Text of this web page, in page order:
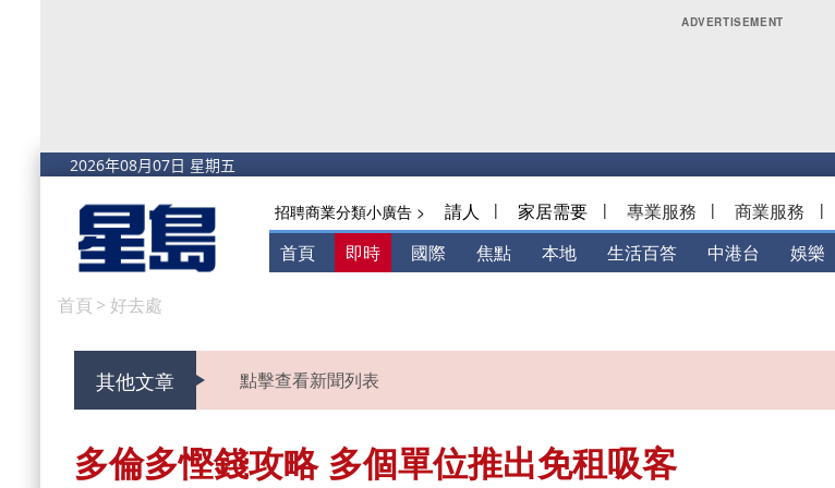
招聘商業分類小廣告 > 請人 | 家居需要 | 專業服務 | 商業服務 |
首頁 即時 國際 焦點 本地 生活百答 中港台 娛樂
首頁 > 好去處
其他文章 點擊查看新聞列表
多倫多慳錢攻略 多個單位推出免租吸客